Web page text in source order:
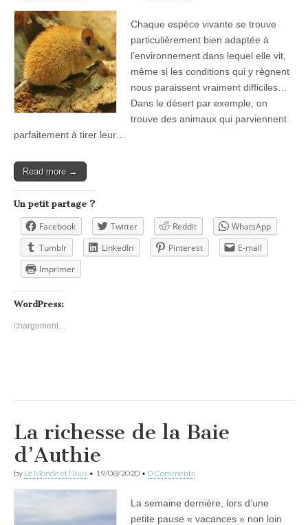
Chaque espèce vivante se trouve
particulièrement bien adaptée à
l’environnement dans lequel elle vit,
même si les conditions qui y règnent
nous paraissent vraiment difficiles…
Dans le désert par exemple, on
trouve des animaux qui parviennent
parfaitement à tirer leur…
Read more →
Un petit partage ?
Facebook Twitter Reddit
WhatsApp
Tumblr
LinkedIn Pinterest
E-mail
Imprimer
WordPress:
chargement…
La richesse de la Baie
d’Authie
by Le Monde et Nous • 19/08/2020 • 0 Comments
La semaine dernière, lors d’une
petite pause « vacances » non loin